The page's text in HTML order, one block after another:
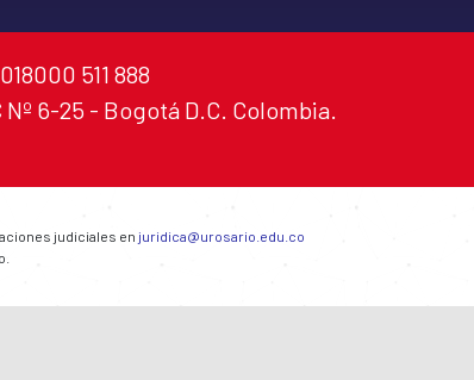
511 888
6-25 - Bogotá D.C. Colombia.
judiciales en juridica@urosario.edu.co